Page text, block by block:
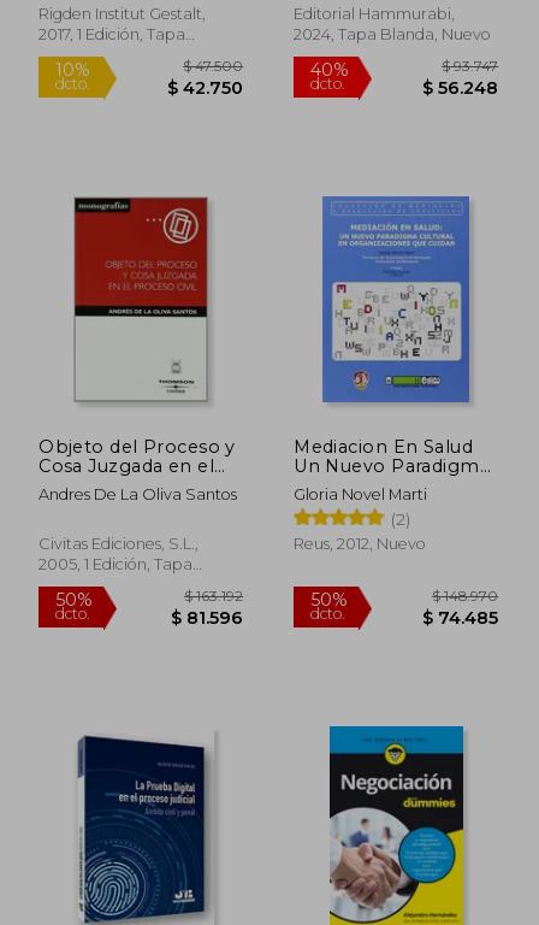
50%
dcto. $
Rigden Institut Gestalt,
2017, 1 Edición, Tapa
Blanda, Nuevo
Editorial Hammurabi,
2024, Tapa Blanda, Nuevo
Objeto del Proceso y
Cosa Juzgada en el
Proceso Civil
Andres De La Oliva Santos
Civitas Ediciones, S.L.,
2005, 1 Edición, Tapa
Blanda, Nuevo
Mediacion En Salud
Un Nuevo Paradigma
Cultural En
Organizaciones Que
Cuidan
Gloria Novel Marti
(2)
Reus, 2012, Nuevo